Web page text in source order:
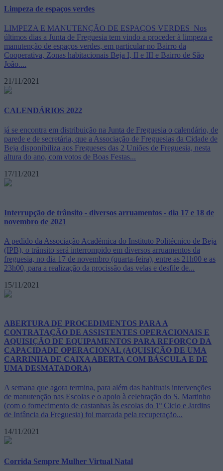
Limpeza de espaços verdes
LIMPEZA E MANUTENÇÃO DE ESPAÇOS VERDES Nos
últimos dias a Junta de Freguesia tem vindo a proceder à limpeza e
manutenção de espaços verdes, em particular no Bairro da
Cooperativa, Zonas habitacionais Beja I, II e III e Bairro de São
João....
21/11/2021
CALENDÁRIOS 2022
já se encontra em distribuição na Junta de Freguesia o calendário, de
parede e de secretária, que a Associação de Freguesias da Cidade de
Beja disponibiliza aos Fregueses das 2 Uniões de Freguesia, nesta
altura do ano, com votos de Boas Festas...
17/11/2021
Interrupção de trânsito - diversos arruamentos - dia 17 e 18 de
novembro de 2021
A pedido da Associação Académica do Instituto Politécnico de Beja
(IPB), o trânsito será interrompido em diversos arruamentos da
freguesia, no dia 17 de novembro (quarta-feira), entre as 21h00 e as
23h00, para a realização da procissão das velas e desfile de...
15/11/2021
ABERTURA DE PROCEDIMENTOS PARA A
CONTRATAÇÃO DE ASSISTENTES OPERACIONAIS E
AQUISIÇÃO DE EQUIPAMENTOS PARA REFORÇO DA
CAPACIDADE OPERACIONAL (AQUISIÇÃO DE UMA
CARRINHA DE CAIXA ABERTA COM BÁSCULA E DE
UMA DESMATADORA)
A semana que agora termina, para além das habituais intervenções
de manutenção nas Escolas e o apoio à celebração do S. Martinho
(com o fornecimento de castanhas às escolas do 1º Ciclo e Jardins
de Infância da Freguesia) foi marcada pela recuperação...
14/11/2021
Corrida Sempre Mulher Virtual Natal